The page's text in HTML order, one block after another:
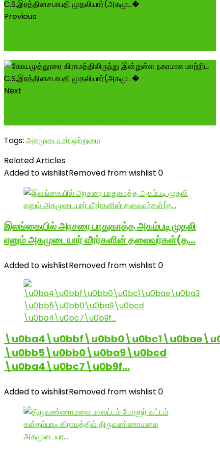
Previous
Next
Tags: அகமுடையார் ஒற்றுமை
Related Articles
Added to wishlistRemoved from wishlist 0
இலங்கையில் அரசரை பாதுகாத்த அகம்படி முதலி
எனும் அகமுடையார் வீரர்களின் தலைவர்கள்(த…
Added to wishlistRemoved from wishlist 0
\u0bb5\u0bb0\u0ba9\u0bcd
\u0ba4\u0bc7\u0b9f…
Added to wishlistRemoved from wishlist 0